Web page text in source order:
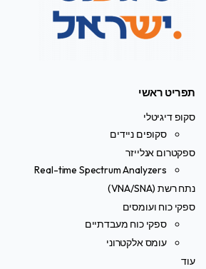
תפריט ראשי
סקופ דיגיטלי
סקופים ניידים
ספקטרום אנלייזר
Real-time Spectrum Analyzers
נתח רשת (VNA/SNA)
ספקי כוח ועומסים
ספקי כוח מעבדתיים
עומס אלקטרוני
עוד